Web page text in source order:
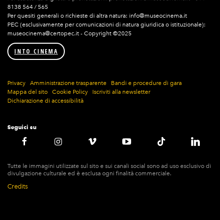
8138 564 / 565
Per quesiti generali o richieste di altra natura: info@museocinema.it
PEC (esclusivamente per comunicazioni di natura giuridica o istituzionale):
museocinema@certopec.it - Copyright ©2025
INTO CINEMA
Privacy Amministrazione trasparente
Bandi e procedure di gara
Mappa del sito
Cookie Policy
Iscriviti alla newsletter
Dichiarazione di accessibilità
Seguici su
Tutte le immagini utilizzate sul sito e sui canali social sono ad uso esclusivo di
divulgazione culturale ed è esclusa ogni finalità commerciale.
Credits